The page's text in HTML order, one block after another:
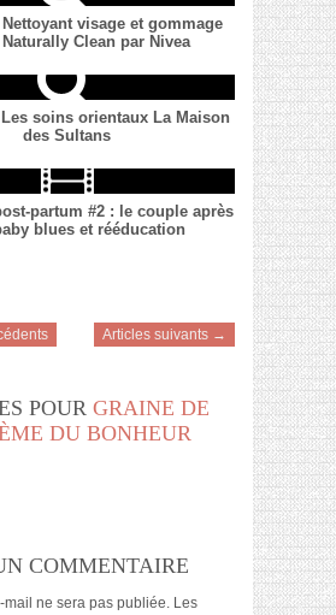
Nettoyant visage et gommage
Clean par Nivea
Les soins orientaux La Maison
des Sultans
partum #2 : le couple après
blues et rééducation
Articles suivants →
POUR GRAINE DE
DU BONHEUR
COMMENTAIRE
mail ne sera pas publiée. Les